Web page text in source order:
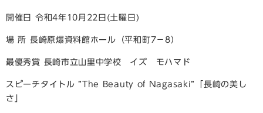
開催日 令和4年10月22日(土曜日)
場 所 長崎原爆資料館ホール（平和町7－8）
最優秀賞 長崎市立山里中学校 イズ モハマド
スピーチタイトル ”The Beauty of Nagasaki”「長崎の美し
さ」